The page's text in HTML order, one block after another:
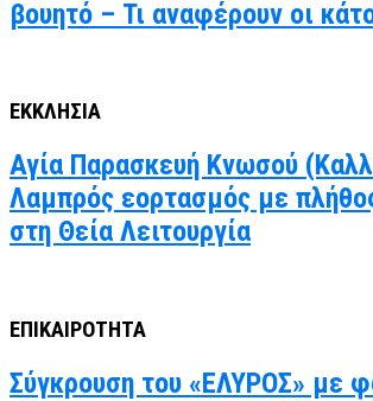
βουητό – Τι αναφέρουν οι
ΕΚΚΛΗΣΙΑ
Αγία Παρασκευή Κνωσού
Λαμπρός εορτασμός με
στη Θεία Λειτουργία
ΕΠΙΚΑΙΡΟΤΗΤΑ
Σύγκρουση του «ΕΛΥΡΟΣ» με